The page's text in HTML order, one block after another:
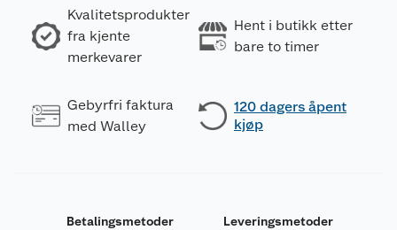
Kvalitetsprodukter
fra kjente
merkevarer
Hent i butikk etter
bare to timer
Gebyrfri faktura
med Walley
120 dagers åpent
kjøp
Betalingsmetoder Leveringsmetoder